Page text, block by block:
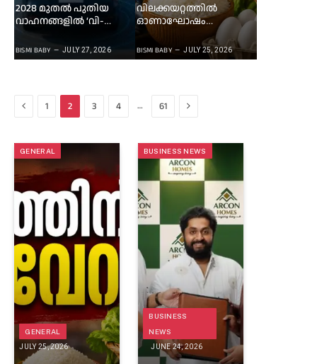
2028 മുതൽ പുതിയ
വാഹനങ്ങളിൽ ‘വി-ടു-
വി’ നിർബന്ധം
BISMI BABY JULY 27, 2026
വിലക്കയറ്റത്തിൽ
ഓണാഘോഷം
മങ്ങുമോ?
BISMI BABY JULY 25, 2026
Previous
1 2 3 4 … 61 Next
GENERAL
GENERAL
JULY 25, 2026
BUSINESS NEWS
BUSINESS
NEWS
JUNE 24, 2026